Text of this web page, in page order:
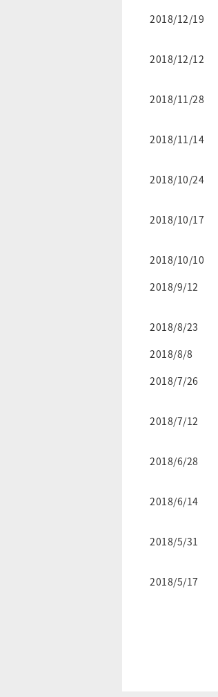
2018/12/19
2018/12/12
2018/11/28
2018/11/14
2018/10/24
2018/10/17
2018/10/10
2018/9/12
2018/8/23
2018/8/8
2018/7/26
2018/7/12
2018/6/28
2018/6/14
2018/5/31
2018/5/17